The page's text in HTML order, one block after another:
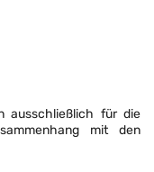
ausschließlich für die
mit den